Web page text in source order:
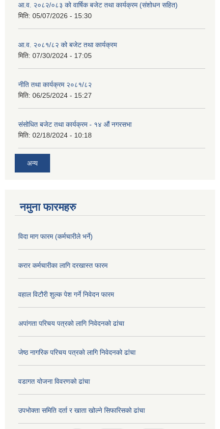
आ.व. २०८२/०८३ को वार्षिक बजेट तथा कार्यक्रम (संशोधन सहित)
मिति: 05/07/2026 - 15:30
आ.व. २०८१/८२ को बजेट तथा कार्यक्रम
मिति: 07/30/2024 - 17:05
नीति तथा कार्यक्रम २०८१/८२
मिति: 06/25/2024 - 15:27
संसोधित बजेट तथा कार्यक्रम - १४ औं नगरसभा
मिति: 02/18/2024 - 10:18
अन्य
नमुना फारमहरु
विदा माग फारम (कर्मचारीले भर्ने)
करार कर्मचारीका लागि दरखास्त फारम
वहाल विटौरी शुल्क पेश गर्ने निवेदन फारम
अपांगता परिचय पत्रको लागि निवेदनको ढांचा
जेष्ठ नागरिक परिचय पत्रको लागि निवेदनको ढांचा
वडागत योजना विवरणको ढांचा
उपभोक्ता समिति दर्ता र खाता खोल्ने सिफारिसको ढांचा